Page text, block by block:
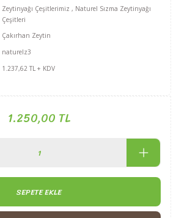
Zeytinyağı Çeşitlerimiz , Naturel Sızma Zeytinyağı
Çeşitleri
Çakırhan Zeytin
naturelz3
1.237,62 TL + KDV
1.250,00 TL
SEPETE EKLE